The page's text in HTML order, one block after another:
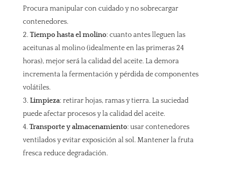
Procura manipular con cuidado y no sobrecargar
contenedores.
Tiempo hasta el molino: cuanto antes lleguen las
aceitunas al molino (idealmente en las primeras 24
horas), mejor será la calidad del aceite. La demora
incrementa la fermentación y pérdida de componentes
volátiles.
Limpieza: retirar hojas, ramas y tierra. La suciedad
puede afectar procesos y la calidad del aceite.
Transporte y almacenamiento: usar contenedores
ventilados y evitar exposición al sol. Mantener la fruta
fresca reduce degradación.